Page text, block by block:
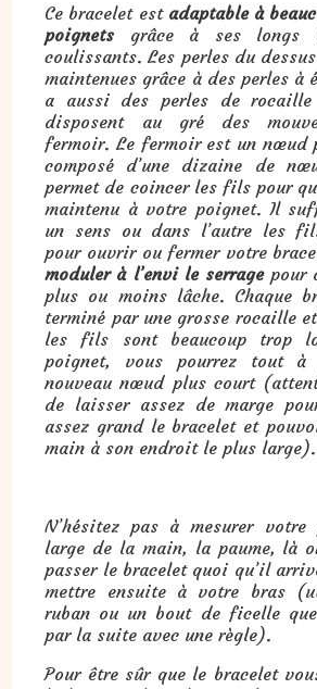
Ce bracelet est adaptable à
poignets grâce à ses longs
coulissants. Les perles du
maintenues grâce à des perles à
a aussi des perles de
disposent au gré des
fermoir. Le fermoir est un nœud
composé d’une dizaine de
permet de coincer les fils pour
maintenu à votre poignet. Il
un sens ou dans l’autre les
pour ouvrir ou fermer votre
moduler à l’envi le serragepour
plus ou moins lâche. Chaque
terminé par une grosse rocaille
les fils sont beaucoup trop
poignet, vous pourrez tout
nouveau nœud plus court
de laisser assez de marge
assez grand le bracelet et
main à son endroit le plus large).
N’hésitez pas à mesurer
large de la main, la paume, là
passer le bracelet quoi qu’il
mettre ensuite à votre bras
ruban ou un bout de ficelle que
par la suite avec une règle).
Pour être sûr que le bracelet